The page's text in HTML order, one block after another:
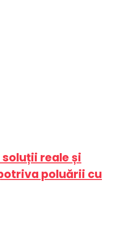
reale și
poluării cu